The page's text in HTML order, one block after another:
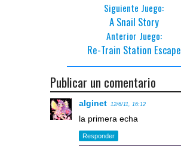
Siguiente Juego:
A Snail Story
Anterior Juego:
Re-Train Station Escape
Publicar un comentario
alginet 12/6/11, 16:12
la primera echa
Responder